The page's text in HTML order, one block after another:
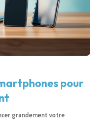
pour
grandement votre